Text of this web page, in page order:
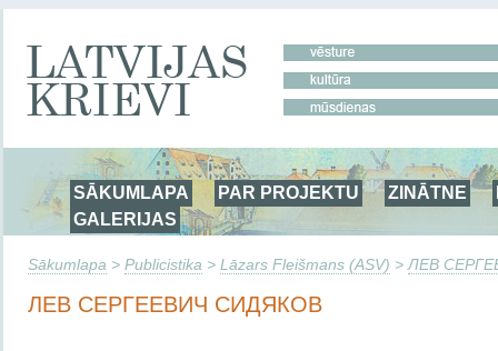
SĀKUMLAPA PAR PROJEKTU ZINĀTNE
GALERIJAS
Sākumlapa > Publicistika > Lāzars Fleišmans (ASV) > ЛЕВ
ЛЕВ СЕРГЕЕВИЧ СИДЯКОВ